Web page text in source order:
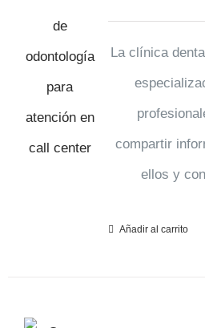
La clínica
compartir
ellos y
Añadir al carrito